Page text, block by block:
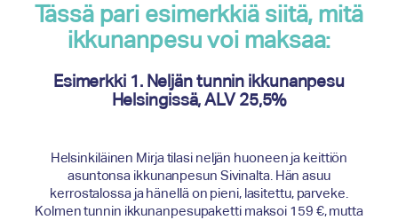
Tässä pari esimerkkiä siitä, mitä
ikkunanpesu voi maksaa:
Esimerkki 1. Neljän tunnin ikkunanpesu
Helsingissä, ALV 25,5%
Helsinkiläinen Mirja tilasi neljän huoneen ja keittiön
asuntonsa ikkunanpesun Sivinalta. Hän asuu
kerrostalossa ja hänellä on pieni, lasitettu, parveke.
Kolmen tunnin ikkunanpesupaketti maksoi 159 €, mutta